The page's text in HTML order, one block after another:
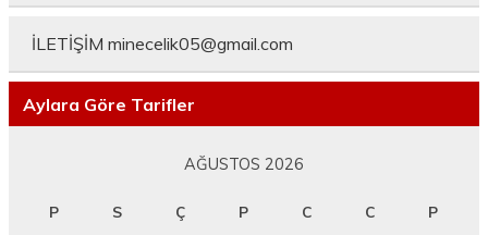
İLETİŞİM minecelik05@gmail.com
Aylara Göre Tarifler
AĞUSTOS 2026
P S Ç P C C P